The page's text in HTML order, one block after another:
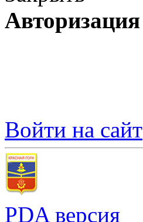
Авторизация
Войти на сайт
PDA версия